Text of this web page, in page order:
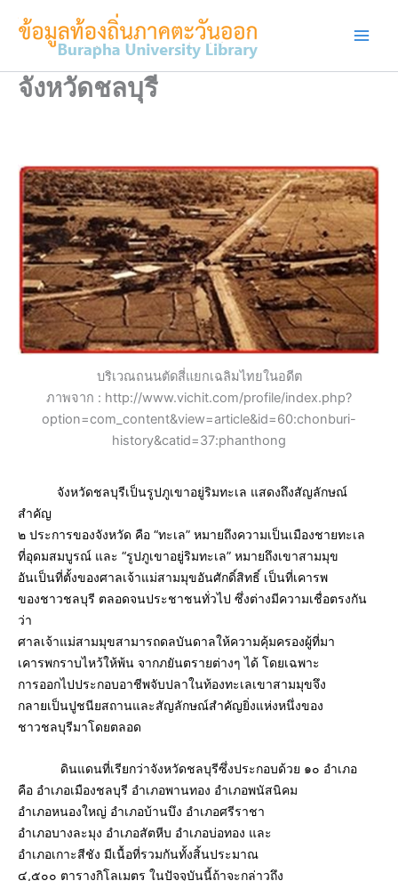
จังหวัดชลบุรี
บริเวณถนนตัดสี่แยกเฉลิมไทยในอดีต
ภาพจาก : http://www.vichit.com/profile/index.php?
option=com_content&view=article&id=60:chonburi-
history&catid=37:phanthong
จังหวัดชลบุรีเป็นรูปภูเขาอยู่ริมทะเล แสดงถึงสัญลักษณ์
สำคัญ
๒ ประการของจังหวัด คือ “ทะเล” หมายถึงความเป็นเมืองชายทะเล
ที่อุดมสมบูรณ์ และ “รูปภูเขาอยู่ริมทะเล” หมายถึงเขาสามมุข
อันเป็นที่ตั้งของศาลเจ้าแม่สามมุขอันศักดิ์สิทธิ์ เป็นที่เคารพ
ของชาวชลบุรี ตลอดจนประชาชนทั่วไป ซึ่งต่างมีความเชื่อตรงกัน
ว่า
ศาลเจ้าแม่สามมุขสามารถดลบันดาลให้ความคุ้มครองผู้ที่มา
เคารพกราบไหว้ให้พ้น จากภยันตรายต่างๆ ได้ โดยเฉพาะ
การออกไปประกอบอาชีพจับปลาในท้องทะเลเขาสามมุขจึง
กลายเป็นปูชนียสถานและสัญลักษณ์สำคัญยิ่งแห่งหนึ่งของ
ชาวชลบุรีมาโดยตลอด
ดินแดนที่เรียกว่าจังหวัดชลบุรีซึ่งประกอบด้วย ๑๐ อำเภอ
คือ อำเภอเมืองชลบุรี อำเภอพานทอง อำเภอพนัสนิคม
อำเภอหนองใหญ่ อำเภอบ้านบึง อำเภอศรีราชา
อำเภอบางละมุง อำเภอสัตหีบ อำเภอบ่อทอง และ
อำเภอเกาะสีชัง มีเนื้อที่รวมกันทั้งสิ้นประมาณ
๔,๕๐๐ ตารางกิโลเมตร ในปัจจุบันนี้ถ้าจะกล่าวถึง